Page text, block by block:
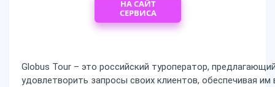
НА САЙТ
СЕРВИСА
Globus Tour – это российский туроператор,
удовлетворить запросы своих клиентов, обеспечивая